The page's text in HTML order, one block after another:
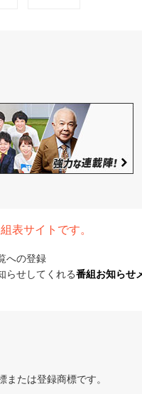
表サイトです。
への登録
らせしてくれる番組お知らせ
たは登録商標です。